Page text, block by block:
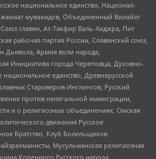
национальное единство, Национал-
мувахидов, Объединенный Вилайат
славян, Ат-Такфир Валь-Хиджра, Пит
рабочая партия России, Славянский союз,
Дьявола, Армия воли народа,
Инициатива города Череповца, Духовно-
национальное единство, Древнерусской
Староверов-Инглингов, Русский
против нелегальной иммиграции,
и о религиозных объединениях, Омская
движения Русское
Братство, Клуб Болельщиков
Мусульманская религиозная
Коренного Русского народа